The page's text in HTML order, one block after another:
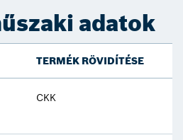
adatok
TERMÉK RÖVIDÍTÉSE
CKK